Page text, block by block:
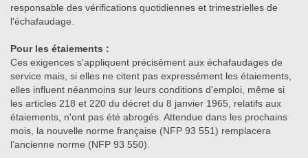
responsable des vérifications quotidiennes et trimestrielles de
l'échafaudage.
Pour les étaiements :
Ces exigences s'appliquent précisément aux échafaudages de
service mais, si elles ne citent pas expressément les étaiements,
elles influent néanmoins sur leurs conditions d'emploi, même si
les articles 218 et 220 du décret du 8 janvier 1965, relatifs aux
étaiements, n'ont pas été abrogés. Attendue dans les prochains
mois, la nouvelle norme française (NFP 93 551) remplacera
l’ancienne norme (NFP 93 550).